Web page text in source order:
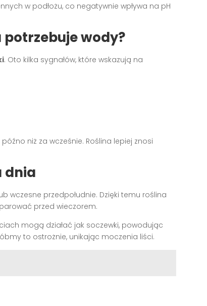
w podłożu, co negatywnie wpływa na pH
wody?
. Oto kilka sygnałów, które wskazują na
niż za wcześnie. Roślina lepiej znosi
dnia
wczesne przedpołudnie. Dzięki temu roślina
przed wieczorem.
mogą działać jak soczewki, powodując
to ostrożnie, unikając moczenia liści.